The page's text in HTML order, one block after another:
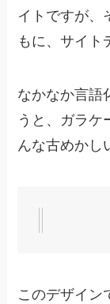
イトですが、
もに、サイト
なかなか言語
うと、ガラケ
んな古めかし
このデザイン